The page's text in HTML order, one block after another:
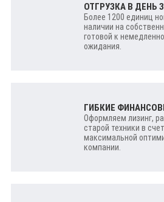
ОТГРУЗКА В ДЕНЬ
Более 1200 единиц
наличии на
готовой к
ожидания.
ГИБКИЕ
Оформляем лизинг,
старой техники в
максимальной
компании.